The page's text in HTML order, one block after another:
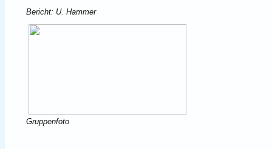
Bericht: U. Hammer
Gruppenfoto